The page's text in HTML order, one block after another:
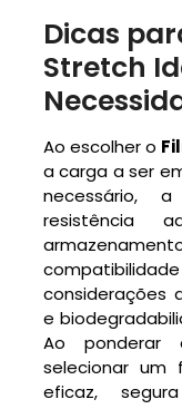
Dicas
Stretch
Ao escolher o
a carga a ser
necessário,
resistência
considerações
e
Ao ponderar
selecionar um
eficaz,